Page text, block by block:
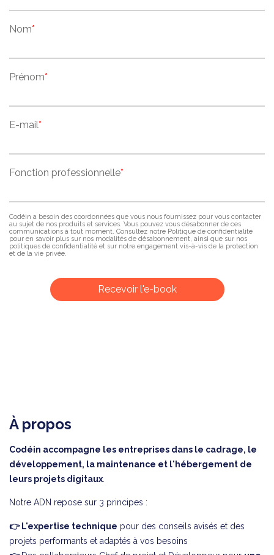
Nom*
Prénom*
E-mail*
Fonction professionnelle*
Codéin a besoin des coordonnées que vous nous fournissez pour vous contacter
au sujet de nos produits et services. Vous pouvez vous désabonner de ces
communications à tout moment. Consultez notre Politique de confidentialité
pour en savoir plus sur nos modalités de désabonnement, ainsi que sur nos
politiques de confidentialité et sur notre engagement vis-à-vis de la protection
et de la vie privée.
À propos
Codéin accompagne les entreprises dans le cadrage, le
développement, la maintenance et l'hébergement de
leurs projets digitaux
Notre ADN repose sur 3 principes :
👉 L'expertise technique pour des conseils avisés et des
projets performants et adaptés à vos besoins